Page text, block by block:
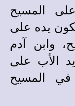
المسيح
يده على
وابن آدم
الأب على
في المسيح